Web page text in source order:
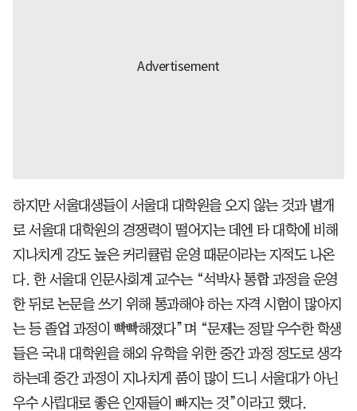
하지만 서울대생들이 서울대 대학원을 오지 않는 것과 별개
로 서울대 대학원의 경쟁력이 떨어지는 데엔 타 대학에 비해
지나치게 강도 높은 커리큘럼 운영 때문이라는 지적도 나온
다. 한 서울대 인문사회계 교수는 “석박사 통합 과정을 운영
한 뒤로 논문을 쓰기 위해 통과해야 하는 자격 시험이 많아지
는 등 졸업 과정이 빡빡해졌다”며 “문제는 정말 우수한 학생
들은 국내 대학원을 해외 유학을 위한 중간 과정 정도로 생각
하는데 중간 과정이 지나치게 품이 많이 드니 서울대가 아닌
우수 사립대로 좋은 인재들이 빠지는 것”이라고 했다.